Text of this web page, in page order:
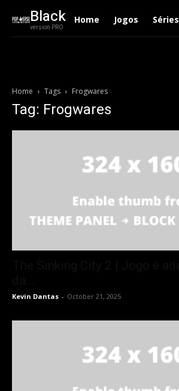
Black
version PRO
Home Jogos Séries
Home Tags Frogwares
Tag: Frogwares
Kevin Dantas - October 21, 2025